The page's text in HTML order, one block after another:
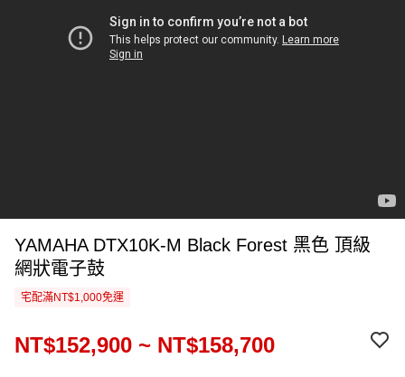
YAMAHA DTX10K-M Black Forest 黑色 頂級
網狀電子鼓
宅配滿NT$1,000免運
NT$152,900 ~ NT$158,700